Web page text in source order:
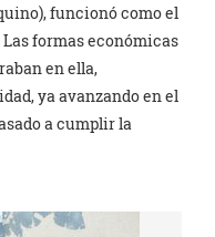
funcionó como el
formas económicas
en ella,
ya avanzando en el
a cumplir la